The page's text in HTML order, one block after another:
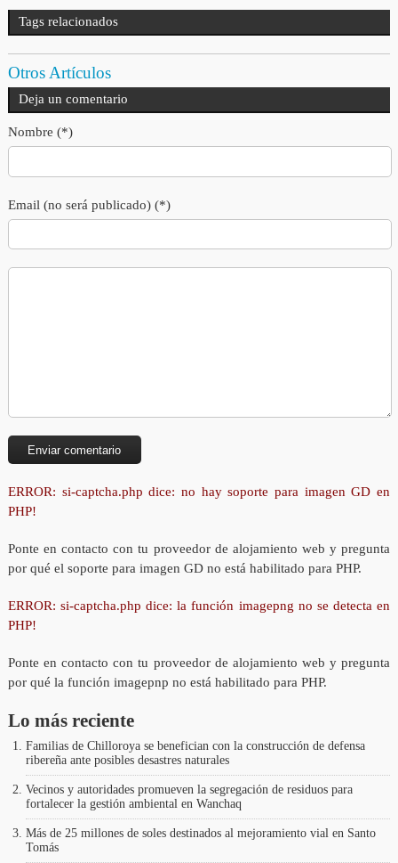
Tags relacionados
Otros Artículos
Deja un comentario
Nombre (*)
Email (no será publicado) (*)
ERROR: si-captcha.php dice: no hay soporte para imagen GD en
PHP!
Ponte en contacto con tu proveedor de alojamiento web y pregunta
por qué el soporte para imagen GD no está habilitado para PHP.
ERROR: si-captcha.php dice: la función imagepng no se detecta en
PHP!
Ponte en contacto con tu proveedor de alojamiento web y pregunta
por qué la función imagepnp no está habilitado para PHP.
Lo más reciente
Familias de Chilloroya se benefician con la construcción de defensa
ribereña ante posibles desastres naturales
Vecinos y autoridades promueven la segregación de residuos para
fortalecer la gestión ambiental en Wanchaq
Más de 25 millones de soles destinados al mejoramiento vial en Santo
Tomás